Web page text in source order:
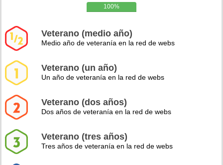
100%
Veterano (medio año)
Medio año de veteranía en la red de webs
Veterano (un año)
Un año de veteranía en la red de webs
Veterano (dos años)
Dos años de veteranía en la red de webs
Veterano (tres años)
Tres años de veteranía en la red de webs